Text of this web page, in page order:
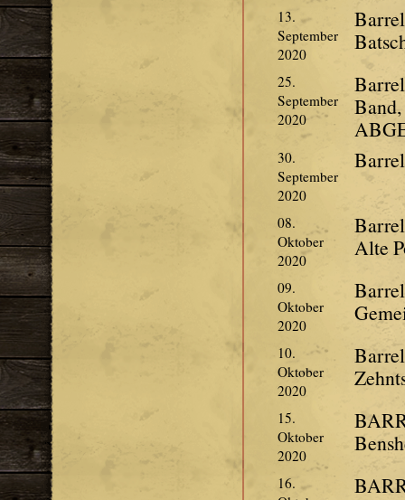
13.
September
2020
25.
September
2020
30.
September
2020
08.
Oktober
2020
Alte
09.
Oktober
2020
10.
Oktober
2020
15.
Oktober
2020
16.